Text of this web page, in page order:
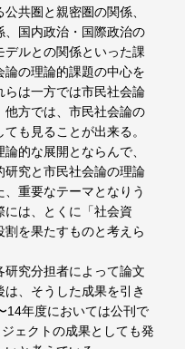
共圏と親密圏の関係、
国内政治・国際政治の
デルとの関係といった課
の理論的課題の中心を
らは一方では市民社会論
方では、市民社会論の
も見ることが出来る。
的な展開とならんで、
研究と市民社会論の理論
重要なテーマとなりう
には、とくに「社会資
を果たすものと考えら
研究分担者によって論文
、そうした成果を引き
14年度においては公刊で
ェクトの成果としても発